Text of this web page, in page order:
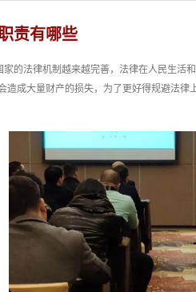
责有哪些
的法律机制越来越完善，法律在人民生活
造成大量财产的损失，为了更好得规避法律